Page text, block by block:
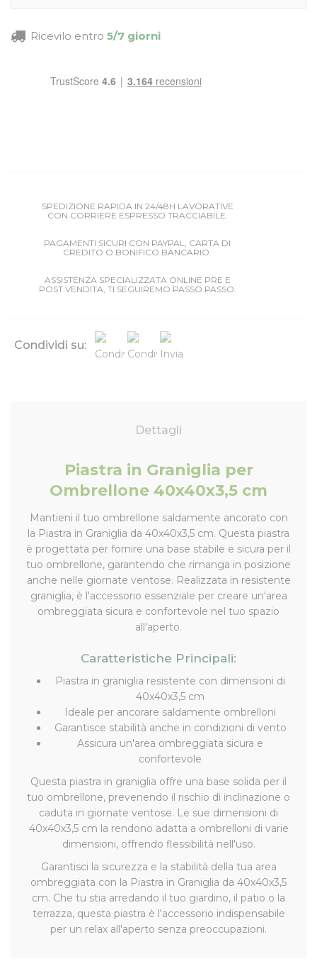
Ricevilo entro 5/7 giorni
SPEDIZIONE RAPIDA IN 24/48H LAVORATIVE
CON CORRIERE ESPRESSO TRACCIABILE.
PAGAMENTI SICURI CON PAYPAL, CARTA DI
CREDITO O BONIFICO BANCARIO.
ASSISTENZA SPECIALIZZATA ONLINE PRE E
POST VENDITA, TI SEGUIREMO PASSO PASSO.
Condividi su:
Dettagli
Piastra in Graniglia per
Ombrellone 40x40x3,5 cm
Mantieni il tuo ombrellone saldamente ancorato con
la Piastra in Graniglia da 40x40x3,5 cm. Questa piastra
è progettata per fornire una base stabile e sicura per il
tuo ombrellone, garantendo che rimanga in posizione
anche nelle giornate ventose. Realizzata in resistente
graniglia, è l'accessorio essenziale per creare un'area
ombreggiata sicura e confortevole nel tuo spazio
all'aperto.
Caratteristiche Principali:
Piastra in graniglia resistente con dimensioni di
40x40x3,5 cm
Ideale per ancorare saldamente ombrelloni
Garantisce stabilità anche in condizioni di vento
Assicura un'area ombreggiata sicura e
confortevole
Questa piastra in graniglia offre una base solida per il
tuo ombrellone, prevenendo il rischio di inclinazione o
caduta in giornate ventose. Le sue dimensioni di
40x40x3,5 cm la rendono adatta a ombrelloni di varie
dimensioni, offrendo flessibilità nell'uso.
Garantisci la sicurezza e la stabilità della tua area
ombreggiata con la Piastra in Graniglia da 40x40x3,5
cm. Che tu stia arredando il tuo giardino, il patio o la
terrazza, questa piastra è l'accessorio indispensabile
per un relax all'aperto senza preoccupazioni.